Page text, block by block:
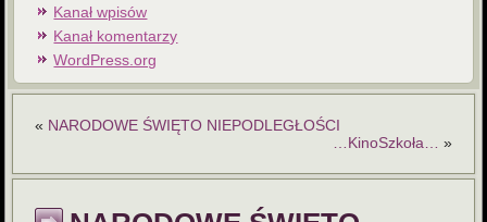
Kanał wpisów
Kanał komentarzy
WordPress.org
« NARODOWE ŚWIĘTO NIEPODLEGŁOŚCI
…KinoSzkoła…
»